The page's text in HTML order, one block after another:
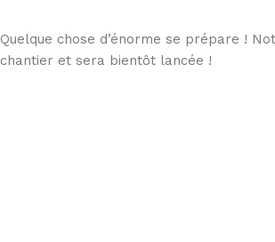
Quelque chose d’énorme se prépare !
chantier et sera bientôt lancée !